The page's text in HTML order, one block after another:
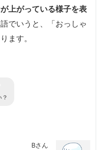
上がっている様子を表
でいうと、「おっしゃ
ます。
Bさん